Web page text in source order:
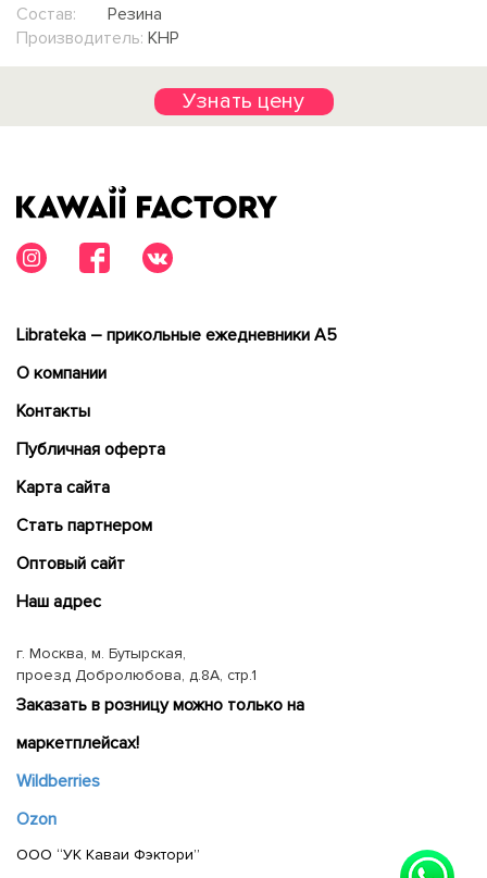
Состав:
Резина
Производитель: КНР
Узнать цену
Librateka – прикольные ежедневники А5
О компании
Контакты
Публичная оферта
Карта сайта
Cтать партнером
Оптовый сайт
Наш адрес
г. Москва, м. Бутырская,
проезд Добролюбова, д.8А, стр.1
Заказать в розницу можно только на
маркетплейсах!
Wildberries
Ozon
ООО “УК Каваи Фэктори”